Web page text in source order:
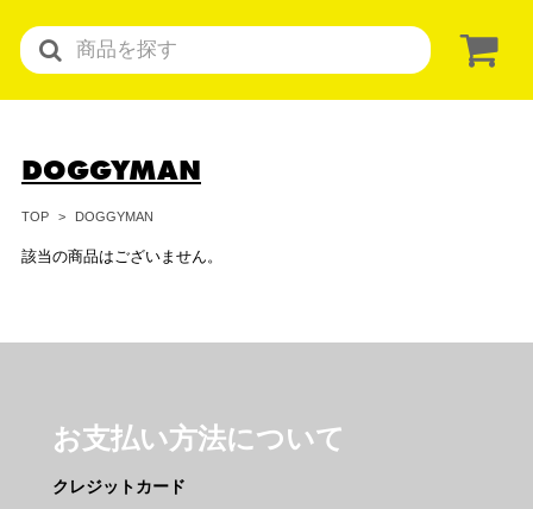
DOGGYMAN
TOP DOGGYMAN
該当の商品はございません。
お支払い方法について
クレジットカード